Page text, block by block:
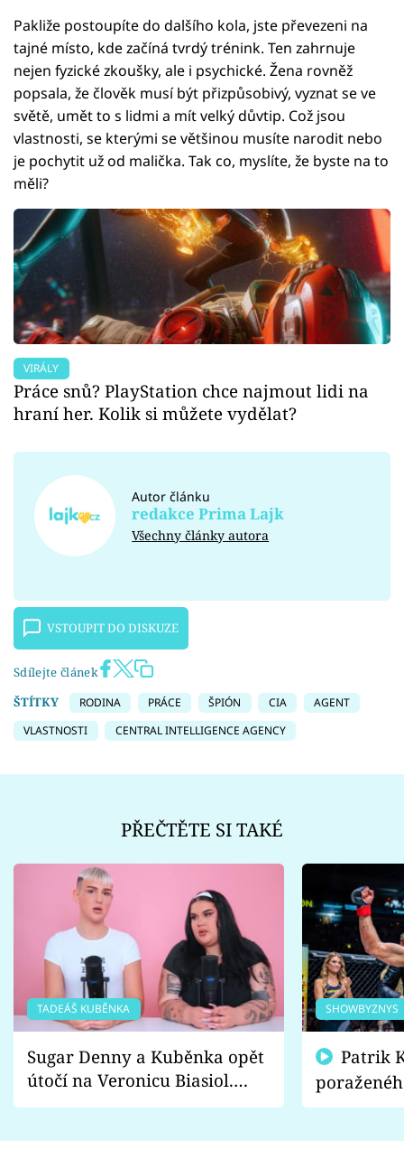
Pakliže postoupíte do dalšího kola, jste převezeni na
tajné místo, kde začíná tvrdý trénink. Ten zahrnuje
nejen fyzické zkoušky, ale i psychické. Žena rovněž
popsala, že člověk musí být přizpůsobivý, vyznat se ve
světě, umět to s lidmi a mít velký důvtip. Což jsou
vlastnosti, se kterými se většinou musíte narodit nebo
je pochytit už od malička. Tak co, myslíte, že byste na to
měli?
VIRÁLY
Práce snů? PlayStation chce najmout lidi na
hraní her. Kolik si můžete vydělat?
Autor článku
redakce Prima Lajk
Všechny články autora
VSTOUPIT DO DISKUZE
Sdílejte článek
ŠTÍTKY
RODINA PRÁCE ŠPIÓN CIA
AGENT
VLASTNOSTI
CENTRAL INTELLIGENCE AGENCY
PŘEČTĚTE SI TAKÉ
TADEÁŠ KUBĚNKA
Sugar Denny a Kuběnka opět
útočí na Veronicu Biasiol.
Proč je podle nich falešná a
SHOWBYZNYS
fanoušci